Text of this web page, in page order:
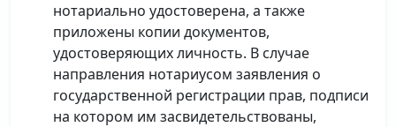
нотариально удостоверена, а также
приложены копии документов,
удостоверяющих личность. В случае
направления нотариусом заявления о
государственной регистрации прав, подписи
на котором им засвидетельствованы,